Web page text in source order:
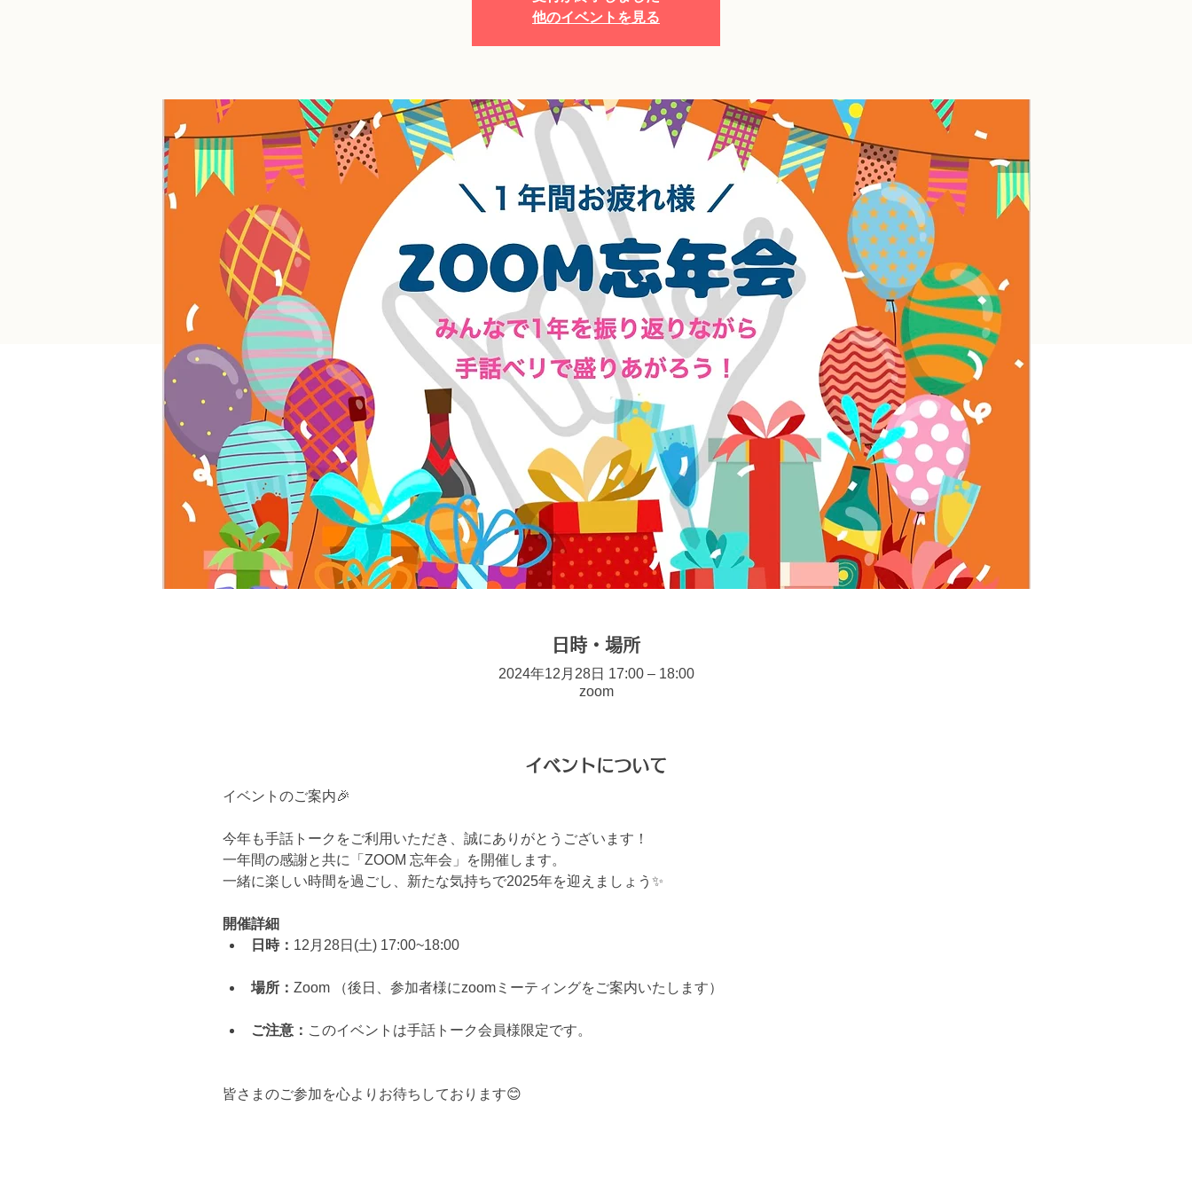
他のイベントを見る
日時・場所
2024年12月28日 17:00 – 18:00
zoom
イベントについて
イベントのご案内🎉
今年も手話トークをご利用いただき、誠にありがとうございます！
一年間の感謝と共に「ZOOM 忘年会」を開催します。
一緒に楽しい時間を過ごし、新たな気持ちで2025年を迎えましょう✨
開催詳細
日時： 12月28日(土) 17:00~18:00
場所： Zoom （後日、参加者様にzoomミーティングをご案内いたします）
ご注意： このイベントは手話トーク会員様限定です。
皆さまのご参加を心よりお待ちしております😊